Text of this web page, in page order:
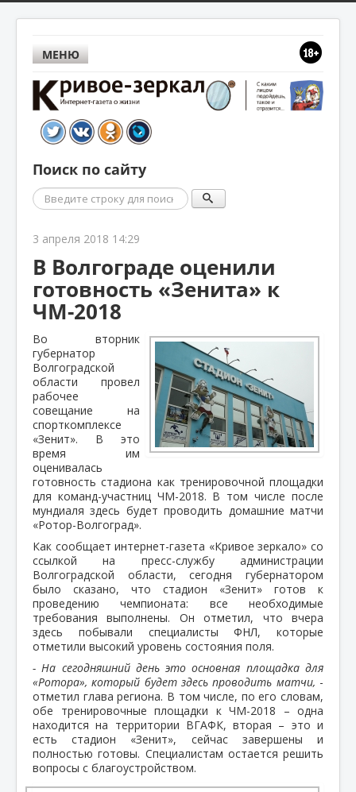
МЕНЮ
Поиск по сайту
Поиск
3 апреля 2018 14:29
В Волгограде оценили
готовность «Зенита» к
ЧМ-2018
Во вторник
губернатор
Волгоградской
области провел
рабочее
совещание на
спорткомплексе
«Зенит». В это
время им
оценивалась
готовность стадиона как тренировочной площадки
для команд-участниц ЧМ-2018. В том числе после
мундиаля здесь будет проводить домашние матчи
«Ротор-Волгоград».
Как сообщает интернет-газета «Кривое зеркало» со
ссылкой на пресс-службу администрации
Волгоградской области, сегодня губернатором
было сказано, что стадион «Зенит» готов к
проведению чемпионата: все необходимые
требования выполнены. Он отметил, что вчера
здесь побывали специалисты ФНЛ, которые
отметили высокий уровень состояния поля.
- На сегодняшний день это основная площадка для
«Ротора», который будет здесь проводить матчи, -
отметил глава региона. В том числе, по его словам,
обе тренировочные площадки к ЧМ-2018 – одна
находится на территории ВГАФК, вторая – это и
есть стадион «Зенит», сейчас завершены и
полностью готовы. Специалистам остается решить
вопросы с благоустройством.